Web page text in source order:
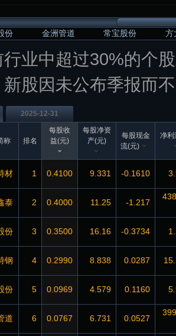
份 金洲管道 常宝股份 方
业中超过30%的个
股因未公布季报而
2025-12-31
称 排名
每股收
益(元)
每股净资
产(元)
每股现金
流(元)
净利
材 1 0.4100 9.331 -0.1610
泰 2 0.4000 11.25 -1.217
份 3 0.3500 16.16 -0.3734
钢 4 0.2990 8.838 0.0287
份 5 0.0969 4.579 0.1160
道 6 0.0767 6.731 0.0527